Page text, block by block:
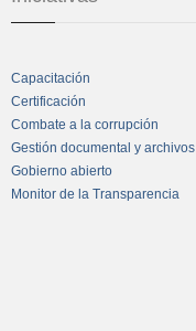
Capacitación
Certificación
Combate a la corrupción
Gestión documental y archivos
Gobierno abierto
Monitor de la Transparencia